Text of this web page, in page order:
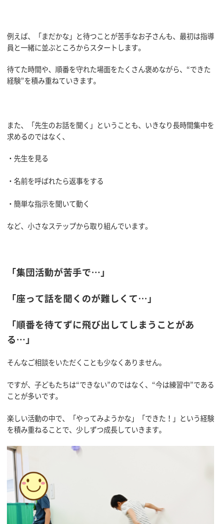
例えば、「まだかな」と待つことが苦手なお子さんも、最初は指導
員と一緒に並ぶところからスタートします。
待てた時間や、順番を守れた場面をたくさん褒めながら、“できた
経験”を積み重ねていきます。
また、「先生のお話を聞く」ということも、いきなり長時間集中を
求めるのではなく、
・先生を見る
・名前を呼ばれたら返事をする
・簡単な指示を聞いて動く
など、小さなステップから取り組んでいます。
「集団活動が苦手で…」
「座って話を聞くのが難しくて…」
「順番を待てずに飛び出してしまうことがあ
る…」
そんなご相談をいただくことも少なくありません。
ですが、子どもたちは“できない”のではなく、“今は練習中”である
ことが多いです。
楽しい活動の中で、「やってみようかな」「できた！」という経験
を積み重ねることで、少しずつ成長していきます。